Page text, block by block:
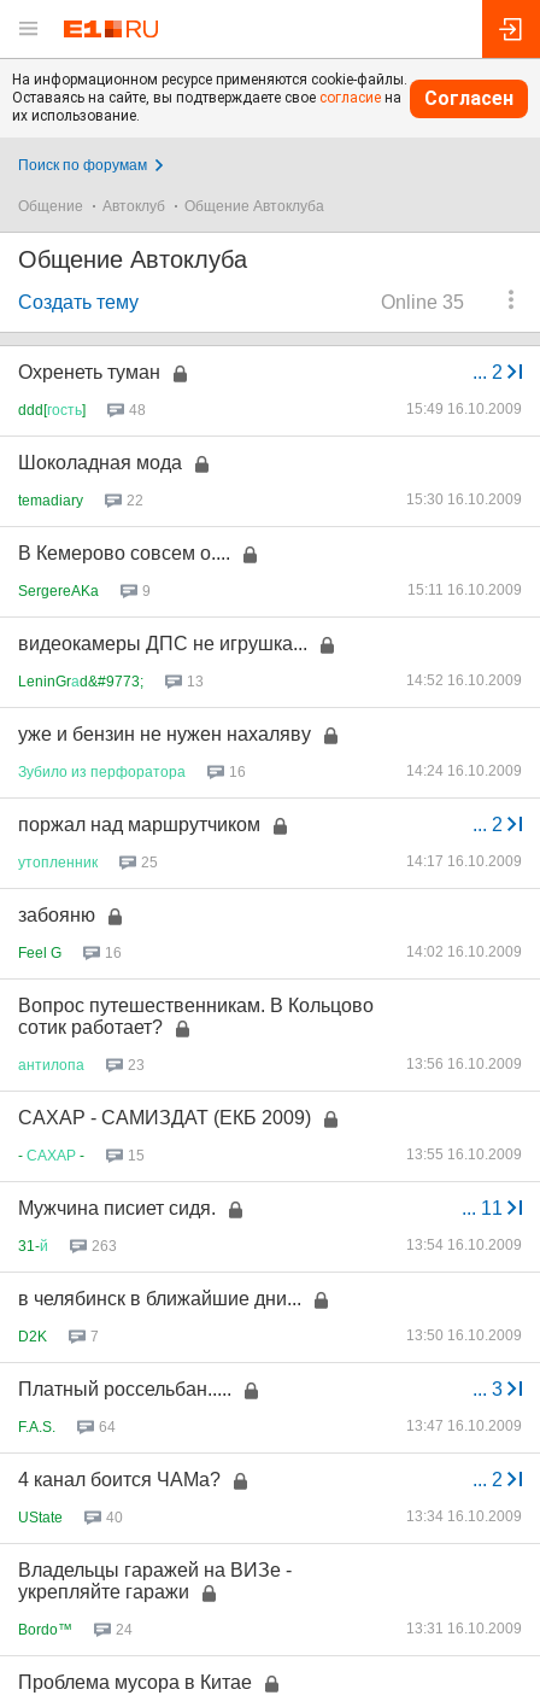
На информационном ресурсе применяются cookie-файлы.
Оставаясь на сайте, вы подтверждаете свое согласие на
их использование.
Согласен
Поиск по форумам
Общение Автоклуб Общение Автоклуба
Общение Автоклуба
Online 35
Создать тему
... 2
Охренеть туман
ddd[гость] 48 15:49 16.10.2009
Шоколадная мода
temadiary 22 15:30 16.10.2009
В Кемерово совсем о....
SergereAKa 9 15:11 16.10.2009
видеокамеры ДПС не игрушка...
LeninGrаd&#9773; 13 14:52 16.10.2009
уже и бензин не нужен нахаляву
Зубило из перфоратора 16 14:24 16.10.2009
... 2
поржал над маршрутчиком
утопленник 25 14:17 16.10.2009
забояню
Feel G 16 14:02 16.10.2009
Вопрос путешественникам. В Кольцово
сотик работает?
антилопа 23 13:56 16.10.2009
САХАР - САМИЗДАТ (ЕКБ 2009)
- САХАР - 15 13:55 16.10.2009
... 11
Мужчина писиет сидя.
31-й 263 13:54 16.10.2009
в челябинск в ближайшие дни...
D2K 7 13:50 16.10.2009
... 3
Платный россельбан.....
F.A.S. 64 13:47 16.10.2009
... 2
4 канал боится ЧАМа?
UState 40 13:34 16.10.2009
Владельцы гаражей на ВИЗе -
укрепляйте гаражи
Bordo™ 24 13:31 16.10.2009
Проблема мусора в Китае